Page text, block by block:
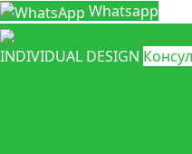
Whatsapp
INDIVIDUAL DESIGN